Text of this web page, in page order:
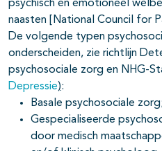
psychisch en emotioneel
naasten [National Council for
De volgende typen
onderscheiden, zie richtlijn
psychosociale zorg en NHG-
Depressie):
Basale psychosociale
Gespecialiseerde
door medisch